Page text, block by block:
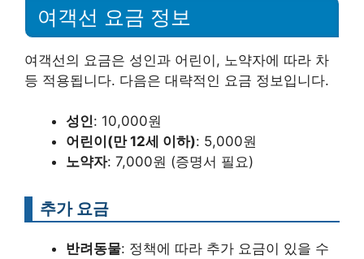
여객선 요금 정보
여객선의 요금은 성인과 어린이, 노약자에 따라 차
등 적용됩니다. 다음은 대략적인 요금 정보입니다.
성인: 10,000원
어린이(만 12세 이하): 5,000원
노약자: 7,000원 (증명서 필요)
추가 요금
반려동물: 정책에 따라 추가 요금이 있을 수